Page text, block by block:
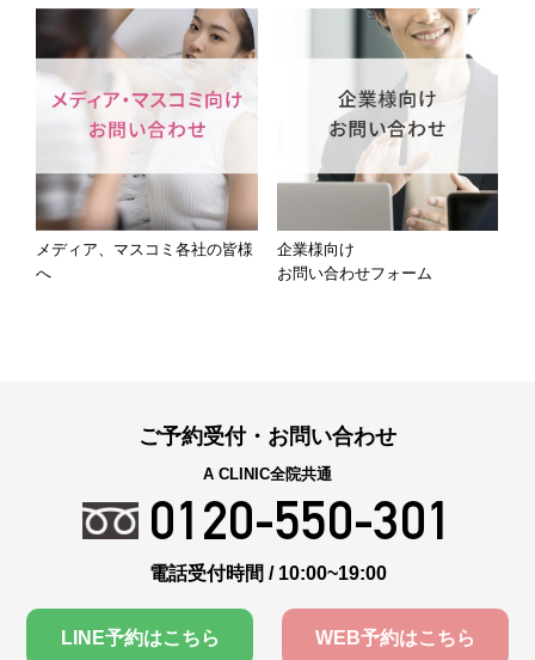
メディア、マスコミ各社の皆様
へ
企業様向け
お問い合わせフォーム
ご予約受付・お問い合わせ
A CLINIC全院共通
0120-550-301
電話受付時間 / 10:00~19:00
LINE予約はこちら WEB予約はこちら